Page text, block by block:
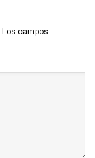
Los campos